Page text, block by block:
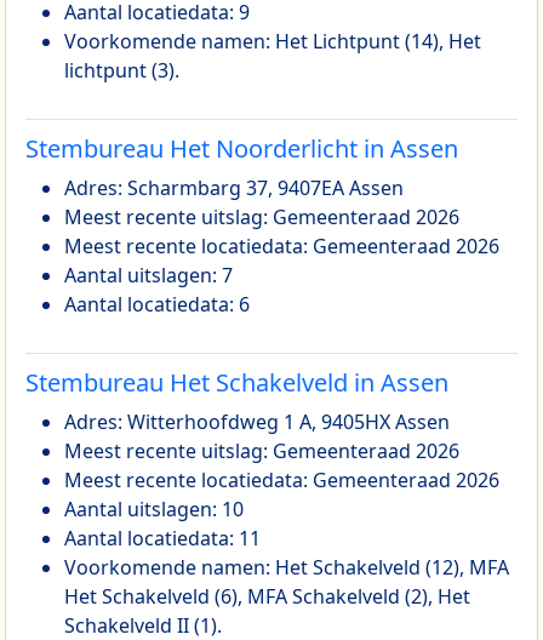
Aantal locatiedata: 9
Voorkomende namen: Het Lichtpunt (14), Het
lichtpunt (3).
Stembureau Het Noorderlicht in Assen
Adres: Scharmbarg 37, 9407EA Assen
Meest recente uitslag: Gemeenteraad 2026
Meest recente locatiedata: Gemeenteraad 2026
Aantal uitslagen: 7
Aantal locatiedata: 6
Stembureau Het Schakelveld in Assen
Adres: Witterhoofdweg 1 A, 9405HX Assen
Meest recente uitslag: Gemeenteraad 2026
Meest recente locatiedata: Gemeenteraad 2026
Aantal uitslagen: 10
Aantal locatiedata: 11
Voorkomende namen: Het Schakelveld (12), MFA
Het Schakelveld (6), MFA Schakelveld (2), Het
Schakelveld II (1).